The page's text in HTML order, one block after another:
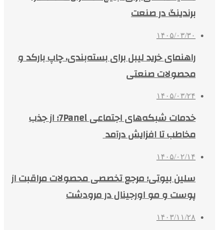
برندینگ در صنعت
۱۴۰۵/۰۳/۳۰
راهنمای خرید لیبل برای بسته‌بندی، چاپ بارکد و
محصولات صنعتی
۱۴۰۵/۰۳/۲۴
خدمات شبکه‌های اجتماعی 7Panel؛ از جذب
مخاطب تا افزایش درآمد
۱۴۰۵/۰۲/۱۴
سلین بیوتی؛ مرجع تخصصی محصولات مراقبت از
پوست و مو اورجینال در مرودشت
۱۴۰۳/۱۱/۲۸